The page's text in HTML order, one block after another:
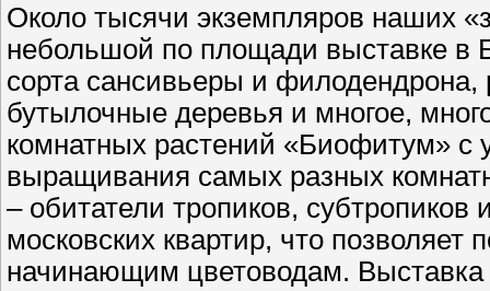
Около тысячи экземпляров наших
небольшой по площади выставке в
сорта сансивьеры и
бутылочные деревья и многое,
комнатных растений «Биофитум» с
выращивания самых разных
– обитатели тропиков,
московских квартир, что
начинающим цветоводам.